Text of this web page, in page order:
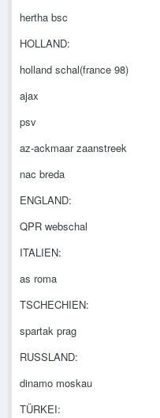
hertha bsc
HOLLAND:
holland schal(france 98)
ajax
psv
az-ackmaar zaanstreek
nac breda
ENGLAND:
QPR webschal
ITALIEN:
as roma
TSCHECHIEN:
spartak prag
RUSSLAND:
dinamo moskau
TÜRKEI: